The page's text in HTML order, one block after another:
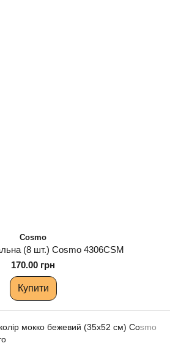
Cosmo
(8 шт.) Cosmo 4306CSM
170.00 грн
Купити